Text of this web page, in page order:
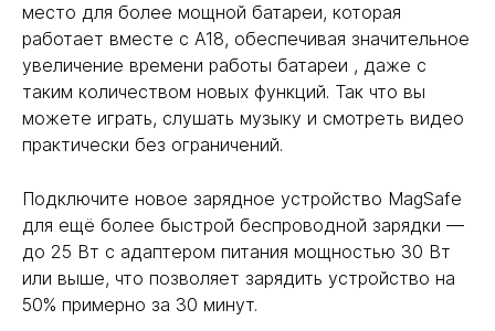
место для более мощной батареи, которая
работает вместе с A18, обеспечивая значительное
увеличение времени работы батареи , даже с
таким количеством новых функций. Так что вы
можете играть, слушать музыку и смотреть видео
практически без ограничений.
Подключите новое зарядное устройство MagSafe
для ещё более быстрой беспроводной зарядки —
до 25 Вт с адаптером питания мощностью 30 Вт
или выше, что позволяет зарядить устройство на
50% примерно за 30 минут.